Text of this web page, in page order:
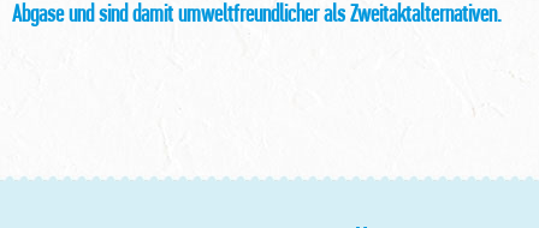
Abgase und sind damit umweltfreundlicher als Zweitaktalternativen.